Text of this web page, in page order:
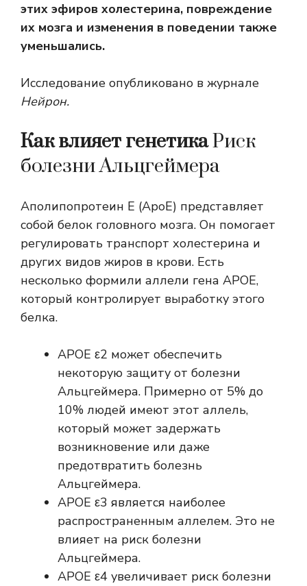
этих эфиров холестерина, повреждение
их мозга и изменения в поведении также
уменьшались.
Исследование опубликовано в журнале
Нейрон.
Как влияет генетикаРиск
болезни Альцгеймера
Аполипопротеин Е (ApoE) представляет
собой белок головного мозга. Он помогает
регулировать транспорт холестерина и
других видов жиров в крови. Есть
несколько формили аллели гена APOE,
который контролирует выработку этого
белка.
APOE ε2 может обеспечить
некоторую защиту от болезни
Альцгеймера. Примерно от 5% до
10% людей имеют этот аллель,
который может задержать
возникновение или даже
предотвратить болезнь
Альцгеймера.
APOE ε3 является наиболее
распространенным аллелем. Это не
влияет на риск болезни
Альцгеймера.
APOE ε4 увеличивает риск болезни